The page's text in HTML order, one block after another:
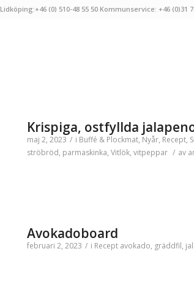
(0) 510-48 55 50 Kommunservice: +46 (0)31
Krispiga, ostfyllda
maj 2, 2023 / i Buffé & Plockmat, Nyår, Recept,
ströbröd, parmaskinka, Vitlök, vitpeppar / av
Avokadoboard
februari 2, 2023 / i Recept avokado, gräddfil,